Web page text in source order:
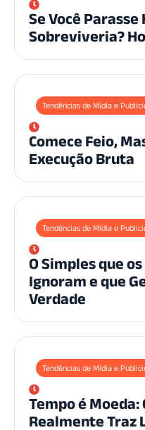
Se Você Parasse
Sobreviveria?
Tendências de Mídia e
Comece Feio,
Execução Bruta
Tendências de Mídia e
O Simples que
Ignoram e que
Verdade
Tendências de Mídia e
Tempo é Moeda:
Realmente Traz